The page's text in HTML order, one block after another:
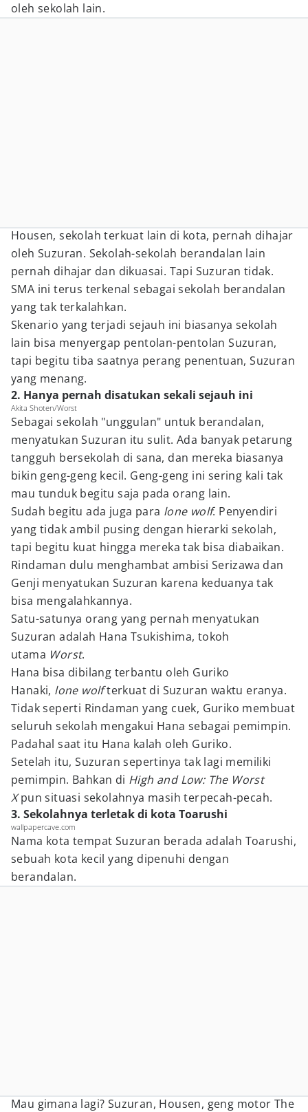
oleh sekolah lain.
Housen, sekolah terkuat lain di kota, pernah dihajar
oleh Suzuran. Sekolah-sekolah berandalan lain
pernah dihajar dan dikuasai. Tapi Suzuran tidak.
SMA ini terus terkenal sebagai sekolah berandalan
yang tak terkalahkan.
Skenario yang terjadi sejauh ini biasanya sekolah
lain bisa menyergap pentolan-pentolan Suzuran,
tapi begitu tiba saatnya perang penentuan, Suzuran
yang menang.
2. Hanya pernah disatukan sekali sejauh ini
Akita Shoten/Worst
Sebagai sekolah "unggulan" untuk berandalan,
menyatukan Suzuran itu sulit. Ada banyak petarung
tangguh bersekolah di sana, dan mereka biasanya
bikin geng-geng kecil. Geng-geng ini sering kali tak
mau tunduk begitu saja pada orang lain.
Sudah begitu ada juga para lone wolf. Penyendiri
yang tidak ambil pusing dengan hierarki sekolah,
tapi begitu kuat hingga mereka tak bisa diabaikan.
Rindaman dulu menghambat ambisi Serizawa dan
Genji menyatukan Suzuran karena keduanya tak
bisa mengalahkannya.
Satu-satunya orang yang pernah menyatukan
Suzuran adalah Hana Tsukishima, tokoh
utama Worst.
Hana bisa dibilang terbantu oleh Guriko
Hanaki, lone wolfterkuat di Suzuran waktu eranya.
Tidak seperti Rindaman yang cuek, Guriko membuat
seluruh sekolah mengakui Hana sebagai pemimpin.
Padahal saat itu Hana kalah oleh Guriko.
Setelah itu, Suzuran sepertinya tak lagi memiliki
pemimpin. Bahkan di High and Low: The Worst
Xpun situasi sekolahnya masih terpecah-pecah.
3. Sekolahnya terletak di kota Toarushi
wallpapercave.com
Nama kota tempat Suzuran berada adalah Toarushi,
sebuah kota kecil yang dipenuhi dengan
berandalan.
Mau gimana lagi? Suzuran, Housen, geng motor The